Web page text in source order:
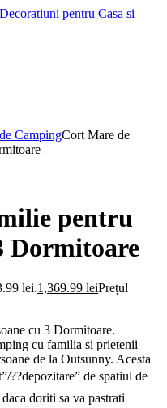
pentru Casa si
CampingCort Mare de
pentru
Dormitoare
lei.1,369.99 leiPrețul
cu 3 Dormitoare.
cu familia si prietenii –
de la Outsunny. Acesta
??depozitare” de spatiul de
doriti sa va pastrati